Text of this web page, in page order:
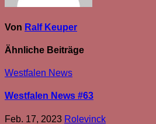
Von Ralf Keuper
Ähnliche Beiträge
Westfalen News
Westfalen News #63
Feb. 17, 2023 Rolevinck